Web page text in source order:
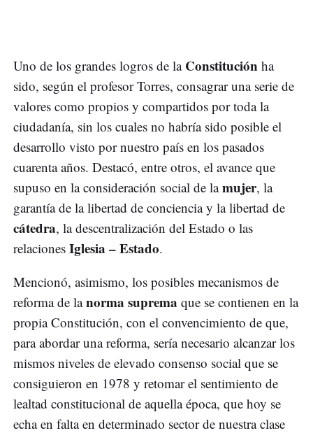
Uno de los grandes logros de la Constitución ha
sido, según el profesor Torres, consagrar una serie de
valores como propios y compartidos por toda la
ciudadanía, sin los cuales no habría sido posible el
desarrollo visto por nuestro país en los pasados
cuarenta años. Destacó, entre otros, el avance que
supuso en la consideración social de lamujer, la
garantía de la libertad de conciencia y la libertad de
cátedra, la descentralización del Estado o las
relaciones Iglesia – Estado.
Mencionó, asimismo, los posibles mecanismos de
reforma de lanorma suprema que se contienen en la
propia Constitución, con el convencimiento de que,
para abordar una reforma, sería necesario alcanzar los
mismos niveles de elevado consenso social que se
consiguieron en 1978 y retomar el sentimiento de
lealtad constitucional de aquella época, que hoy se
echa en falta en determinado sector de nuestra clase